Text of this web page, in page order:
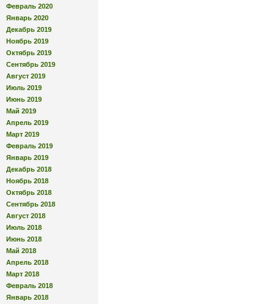
Февраль 2020
Январь 2020
Декабрь 2019
Ноябрь 2019
Октябрь 2019
Сентябрь 2019
Август 2019
Июль 2019
Июнь 2019
Май 2019
Апрель 2019
Март 2019
Февраль 2019
Январь 2019
Декабрь 2018
Ноябрь 2018
Октябрь 2018
Сентябрь 2018
Август 2018
Июль 2018
Июнь 2018
Май 2018
Апрель 2018
Март 2018
Февраль 2018
Январь 2018